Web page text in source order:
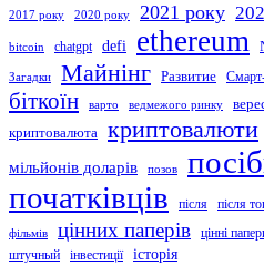
2017 року 2020 року 2021 року
bitcoin chatgpt defi ethereum
Загадки Майнінг Развитие
біткоїн варто ведмежого ринку
криптовалюта криптовалюти
мільйонів доларів позов
початківців після після
фільмів цінних паперів цінні
штучный інвестиції історія